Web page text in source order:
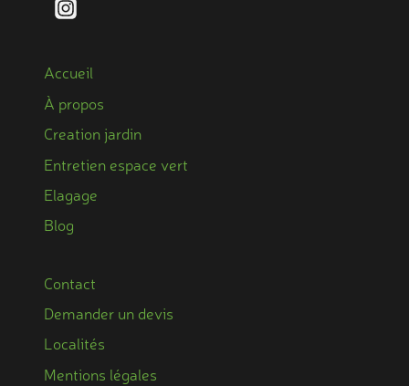
Accueil
À propos
Creation jardin
Entretien espace vert
Elagage
Blog
Contact
Demander un devis
Localités
Mentions légales